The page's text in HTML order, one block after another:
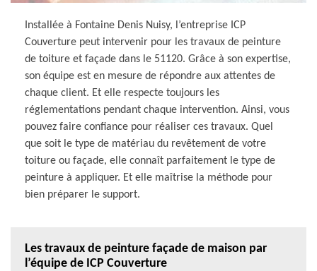
Installée à Fontaine Denis Nuisy, l’entreprise ICP
Couverture peut intervenir pour les travaux de peinture
de toiture et façade dans le 51120. Grâce à son expertise,
son équipe est en mesure de répondre aux attentes de
chaque client. Et elle respecte toujours les
réglementations pendant chaque intervention. Ainsi, vous
pouvez faire confiance pour réaliser ces travaux. Quel
que soit le type de matériau du revêtement de votre
toiture ou façade, elle connaît parfaitement le type de
peinture à appliquer. Et elle maîtrise la méthode pour
bien préparer le support.
Les travaux de peinture façade de maison par
l’équipe de ICP Couverture